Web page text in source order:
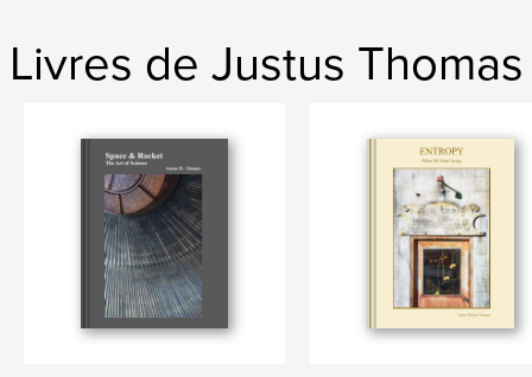
Livres de Justus Thomas